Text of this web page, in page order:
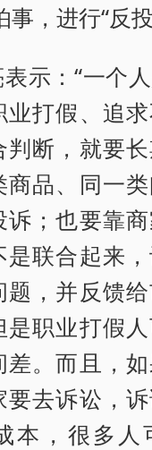
，进行“反投
示：“一个
打假、追求
断，就要
商品、同一
；也要靠商
联合起来
题，并反馈
是职业打假
差。而且，
要去诉讼，
本，很多人